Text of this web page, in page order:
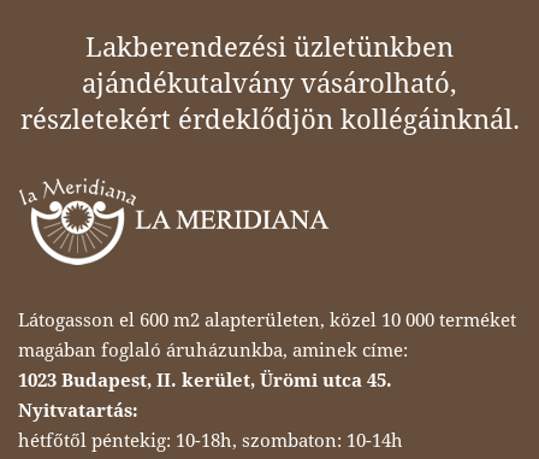
Lakberendezési üzletünkben
ajándékutalvány vásárolható,
részletekért érdeklődjön kollégáinknál.
Látogasson el 600 m2 alapterületen, közel 10 000 terméket
magában foglaló áruházunkba, aminek címe:
1023 Budapest, II. kerület, Ürömi utca 45.
Nyitvatartás:
hétfőtől péntekig: 10-18h, szombaton: 10-14h